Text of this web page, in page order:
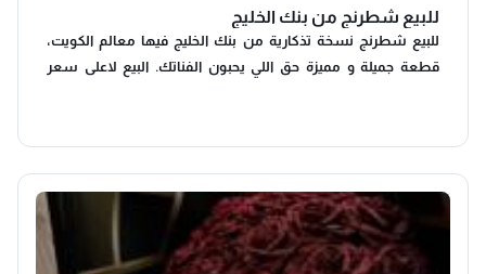
للبيع شطرنج من بنك الخليج
للبيع شطرنج نسخة تذكارية من بنك الخليج فيها معالم الكويت،
قطعة جميلة و مميزة حق اللي يحبون الفناتك. البيع لاعلى سعر